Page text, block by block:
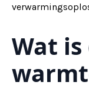
Wat